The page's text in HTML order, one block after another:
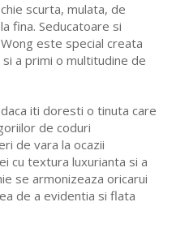
scurta, mulata, de
fina. Seducatoare si
este special creata
a primi o multitudine de
iti doresti o tinuta care
de coduri
de vara la ocazii
cu textura luxurianta si a
se armonizeaza oricarui
de a evidentia si flata